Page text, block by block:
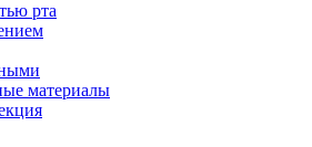
рта
материалы